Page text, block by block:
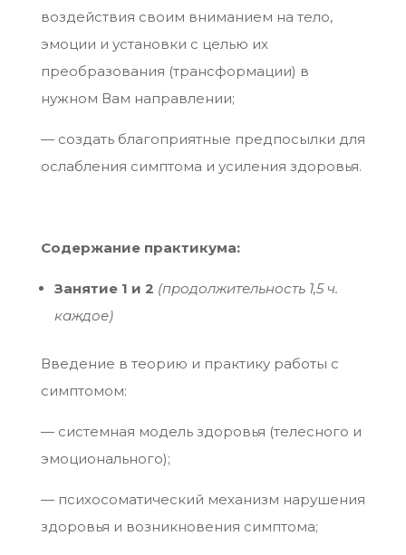
воздействия своим вниманием на тело,
эмоции и установки с целью их
преобразования (трансформации) в
нужном Вам направлении;
— создать благоприятные предпосылки для
ослабления симптома и усиления здоровья.
Содержание практикума:
Занятие 1 и 2 (продолжительность 1,5 ч.
каждое)
Введение в теорию и практику работы с
симптомом:
— системная модель здоровья (телесного и
эмоционального);
— психосоматический механизм нарушения
здоровья и возникновения симптома;